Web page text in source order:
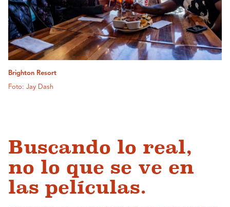
Brighton Resort
Foto: Jay Dash
Buscando lo real,
no lo que se ve en
las películas.